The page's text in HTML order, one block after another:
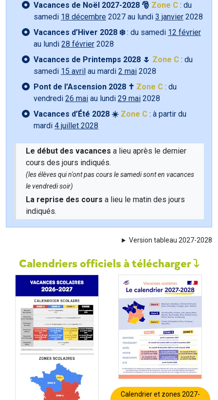
Vacances de Noël 2027-2028 🎅 Zone C : du
samedi 18 décembre 2027 au lundi 3 janvier 2028
Vacances d’Hiver 2028 ❄️: du samedi 12 février
au lundi 28 février 2028
Vacances de Printemps 2028 🌷 Zone C : du
samedi 15 avril au mardi 2 mai 2028
Pont de l’Ascension 2028 ✝️ Zone C : du
vendredi 26 mai au lundi 29 mai 2028
Vacances d’Été 2028 ☀️ Zone C : à partir du
mardi 4 juillet 2028
Le début des vacances a lieu après le dernier
cours des jours indiqués.
(les élèves qui n'ont pas cours le samedi sont en vacances
le vendredi soir)
La reprise des cours a lieu le matin des jours
indiqués.
Version tableau 2027-2028
Calendriers officiels à télécharger
Calendrier et zones 2027-